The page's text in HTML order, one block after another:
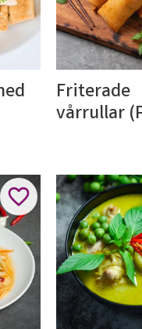
Friterade
vårrullar
Lägg till i favoriter